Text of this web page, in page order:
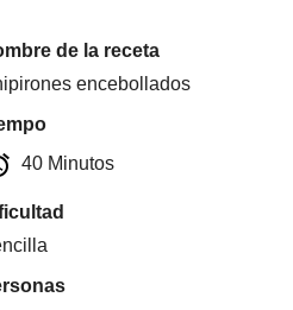
de la receta
encebollados
40 Minutos